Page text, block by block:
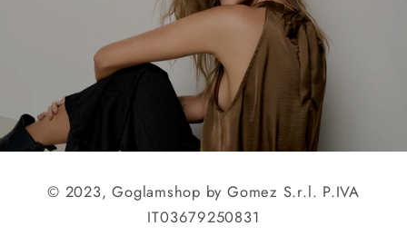
© 2023, Goglamshop by Gomez S.r.l. P.IVA
IT03679250831